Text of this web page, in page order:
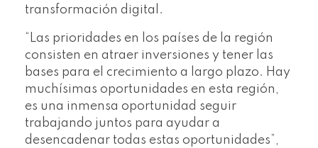
transformación digital.
“Las prioridades en los países de la región
consisten en atraer inversiones y tener las
bases para el crecimiento a largo plazo. Hay
muchísimas oportunidades en esta región,
es una inmensa oportunidad seguir
trabajando juntos para ayudar a
desencadenar todas estas oportunidades”,